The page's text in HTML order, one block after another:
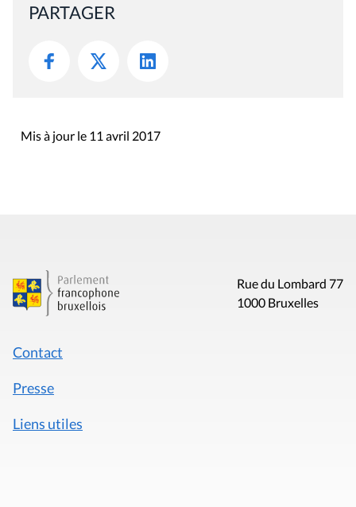
PARTAGER
Mis à jour le 11 avril 2017
Rue du Lombard 77
1000 Bruxelles
Contact
Presse
Liens utiles